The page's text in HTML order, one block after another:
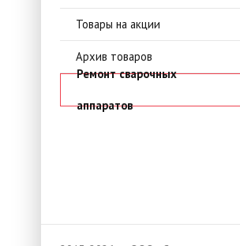
Товары на акции
Архив товаров
Ремонт сварочных
аппаратов